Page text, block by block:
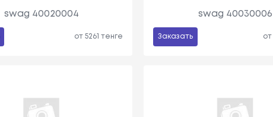
swag 40020004
от 5261 тенге
swag 40030006
Заказать от